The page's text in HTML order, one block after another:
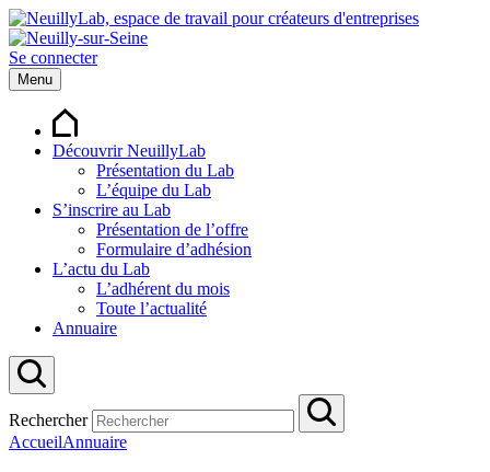
Se connecter
Menu
Découvrir NeuillyLab
Présentation du Lab
L’équipe du Lab
S’inscrire au Lab
Présentation de l’offre
Formulaire d’adhésion
L’actu du Lab
L’adhérent du mois
Toute l’actualité
Annuaire
Rechercher
AccueilAnnuaire